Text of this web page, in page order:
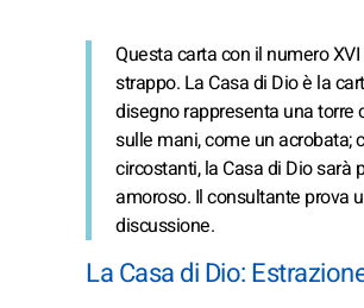
Questa carta con il numero
strappo. La Casa di Dio è la
disegno rappresenta una torre
sulle mani, come un acrobata;
circostanti, la Casa di Dio
amoroso. Il consultante prova
discussione.
La Casa di Dio: